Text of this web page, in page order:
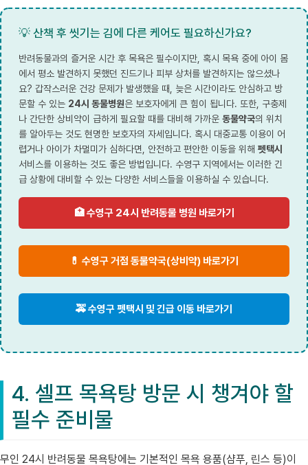
💡 산책 후 씻기는 김에 다른 케어도 필요하신가요?
반려동물과의 즐거운 시간 후 목욕은 필수이지만, 혹시 목욕 중에 아이 몸
에서 평소 발견하지 못했던 진드기나 피부 상처를 발견하지는 않으셨나
요? 갑작스러운 건강 문제가 발생했을 때, 늦은 시간이라도 안심하고 방
문할 수 있는 24시 동물병원은 보호자에게 큰 힘이 됩니다. 또한, 구충제
나 간단한 상비약이 급하게 필요할 때를 대비해 가까운 동물약국의 위치
를 알아두는 것도 현명한 보호자의 자세입니다. 혹시 대중교통 이용이 어
렵거나 아이가 차멀미가 심하다면, 안전하고 편안한 이동을 위해 펫택시
서비스를 이용하는 것도 좋은 방법입니다. 수영구 지역에서는 이러한 긴
급 상황에 대비할 수 있는 다양한 서비스들을 이용하실 수 있습니다.
🏥 수영구 24시 반려동물 병원 바로가기
💊 수영구 거점 동물약국(상비약) 바로가기
🚕 수영구 펫택시 및 긴급 이동 바로가기
4. 셀프 목욕탕 방문 시 챙겨야 할
필수 준비물
무인 24시 반려동물 목욕탕에는 기본적인 목욕 용품(샴푸, 린스 등)이